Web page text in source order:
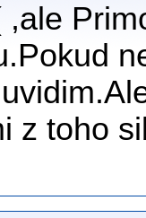
,ale
z toho